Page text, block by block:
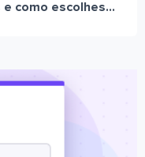
como escolhes...